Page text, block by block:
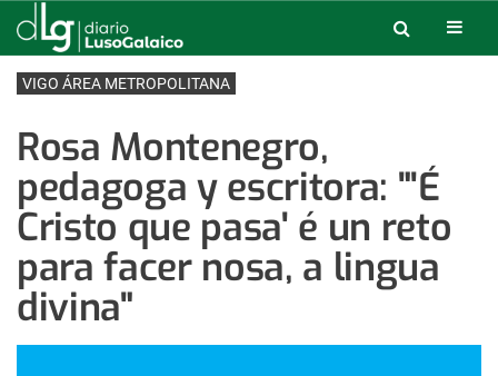
VIGO ÁREA METROPOLITANA
Rosa Montenegro,
pedagoga y escritora: "'É
Cristo que pasa' é un reto
para facer nosa, a lingua
divina"